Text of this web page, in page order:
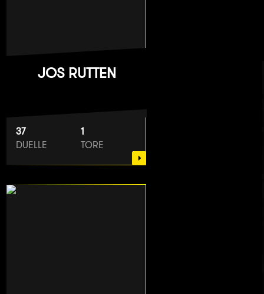
JOS RUTTEN
37
DUELLE
1
TORE